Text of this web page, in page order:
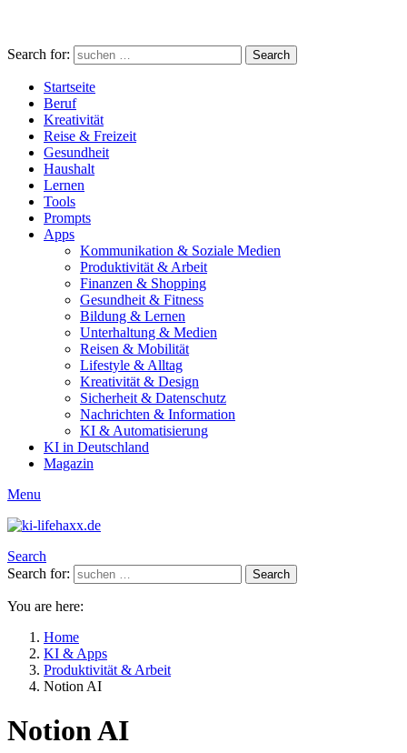
Search for: Search
Startseite
Beruf
Kreativität
Reise & Freizeit
Gesundheit
Haushalt
Lernen
Tools
Prompts
Apps
Kommunikation & Soziale Medien
Produktivität & Arbeit
Finanzen & Shopping
Gesundheit & Fitness
Bildung & Lernen
Unterhaltung & Medien
Reisen & Mobilität
Lifestyle & Alltag
Kreativität & Design
Sicherheit & Datenschutz
Nachrichten & Information
KI & Automatisierung
KI in Deutschland
Magazin
Menu
Search
Search for:
Search
You are here:
Home
KI & Apps
Produktivität & Arbeit
Notion AI
Notion AI